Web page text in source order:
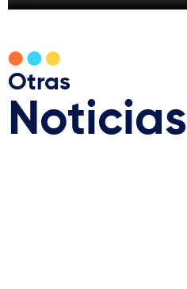
Otras
Noticias